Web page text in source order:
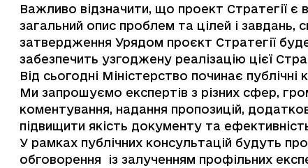
Важливо відзначити, що проект Стратегії
загальний опис проблем та цілей і завдань,
затвердження Урядом проєкт Стратегії
забезпечить узгоджену реалізацію цієї
Від сьогодні Міністерство починає
Ми запрошуємо експертів з різних сфер,
коментування, надання пропозицій,
підвищити якість документу та
У рамках публічних консультацій будуть
обговорення із залученням профільних